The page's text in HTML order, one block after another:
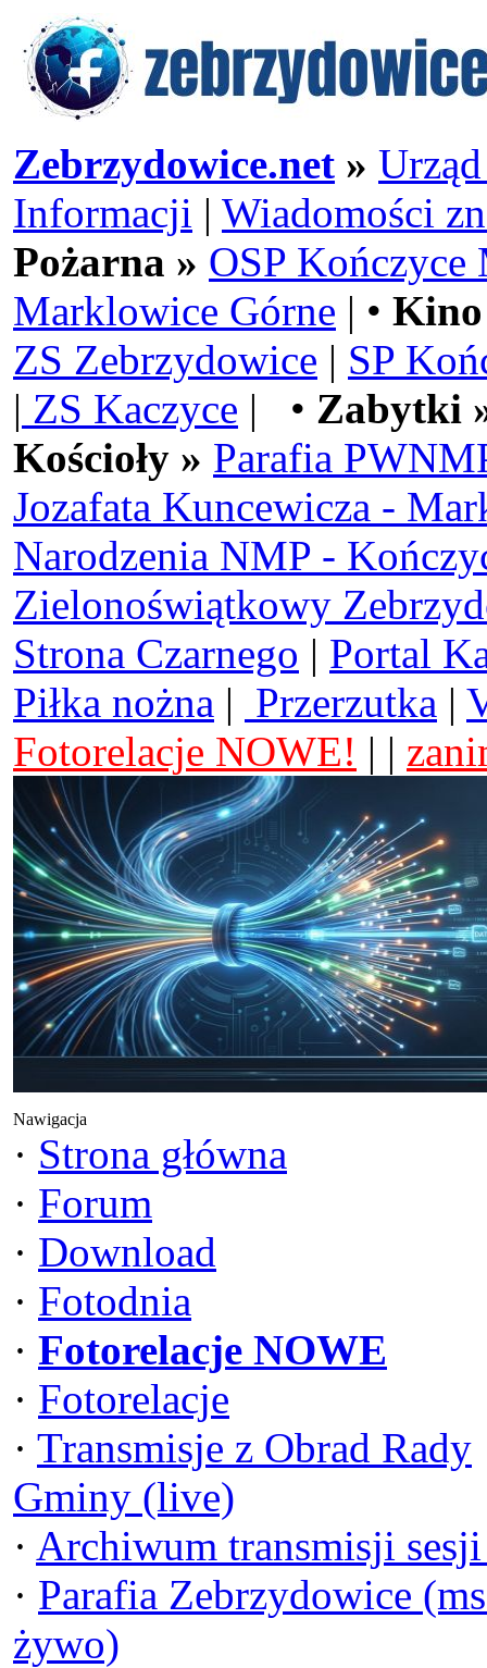
Zebrzydowice.net »
Informacji | Wiadomości
Pożarna » OSP Kończyce
Marklowice Górne | •
ZS Zebrzydowice | SP
| ZS Kaczyce | • Zabytki
Kościoły » Parafia
Jozafata Kuncewicza -
Narodzenia NMP -
Zielonoświątkowy
Strona Czarnego | Portal
Piłka nożna | Przerzutka |
Fotorelacje NOWE! | |
Nawigacja
· Strona główna
· Forum
· Download
· Fotodnia
· Fotorelacje NOWE
· Fotorelacje
· Transmisje z Obrad Rady
Gminy (live)
· Archiwum transmisji
· Parafia Zebrzydowice
żywo)